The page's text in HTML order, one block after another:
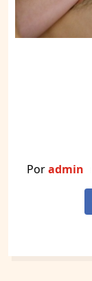
Poradmin